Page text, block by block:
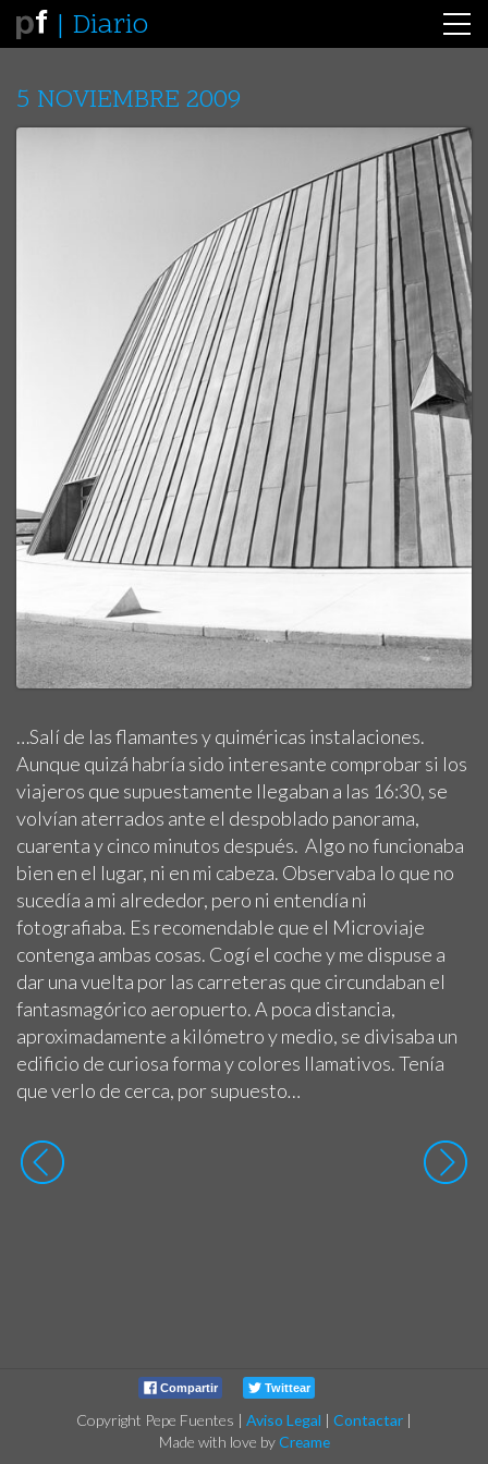
Diario
5 NOVIEMBRE 2009
…Salí de las flamantes y quiméricas instalaciones.
Aunque quizá habría sido interesante comprobar si los
viajeros que supuestamente llegaban a las 16:30, se
volvían aterrados ante el despoblado panorama,
cuarenta y cinco minutos después. Algo no funcionaba
bien en el lugar, ni en mi cabeza. Observaba lo que no
sucedía a mi alrededor, pero ni entendía ni
fotografiaba. Es recomendable que el Microviaje
contenga ambas cosas. Cogí el coche y me dispuse a
dar una vuelta por las carreteras que circundaban el
fantasmagórico aeropuerto. A poca distancia,
aproximadamente a kilómetro y medio, se divisaba un
edificio de curiosa forma y colores llamativos. Tenía
que verlo de cerca, por supuesto…
Compartir Twittear
Copyright Pepe Fuentes | Aviso Legal | Contactar |
Made with love byCreame